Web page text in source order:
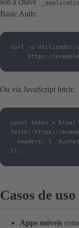
sob a chave
Basic Auth:
curl -u
https://
Ou via JavaScript fetch:
const token =
fetch('https://
headers: {
});
Casos de
Apps móveis